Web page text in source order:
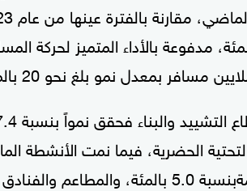
بالمئة، مدفوعة بالأداء المتميز
والفنادق بنسبة 4.9 بالمئة.